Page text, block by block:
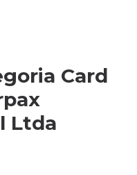
Card
Ltda